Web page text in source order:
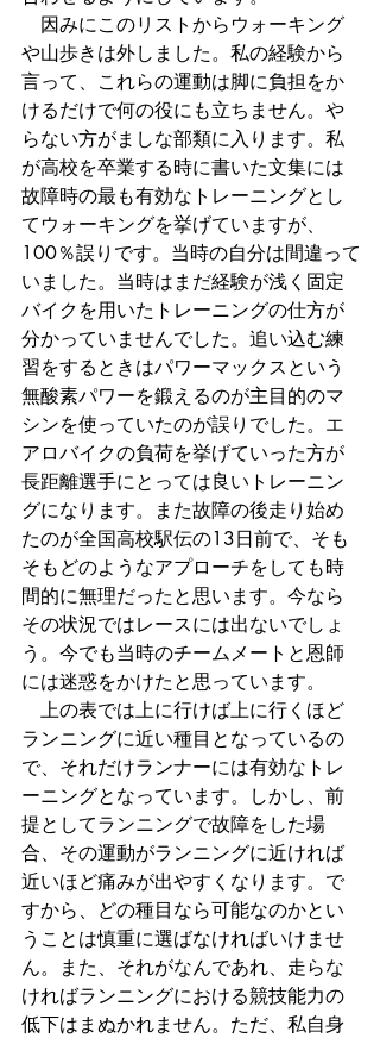
因みにこのリストからウォーキング
や山歩きは外しました。私の経験から
言って、これらの運動は脚に負担をか
けるだけで何の役にも立ちません。や
らない方がましな部類に入ります。私
が高校を卒業する時に書いた文集には
故障時の最も有効なトレーニングとし
てウォーキングを挙げていますが、
100％誤りです。当時の自分は間違って
いました。当時はまだ経験が浅く固定
バイクを用いたトレーニングの仕方が
分かっていませんでした。追い込む練
習をするときはパワーマックスという
無酸素パワーを鍛えるのが主目的のマ
シンを使っていたのが誤りでした。エ
アロバイクの負荷を挙げていった方が
長距離選手にとっては良いトレーニン
グになります。また故障の後走り始め
たのが全国高校駅伝の13日前で、そも
そもどのようなアプローチをしても時
間的に無理だったと思います。今なら
その状況ではレースには出ないでしょ
う。今でも当時のチームメートと恩師
には迷惑をかけたと思っています。
上の表では上に行けば上に行くほど
ランニングに近い種目となっているの
で、それだけランナーには有効なトレ
ーニングとなっています。しかし、前
提としてランニングで故障をした場
合、その運動がランニングに近ければ
近いほど痛みが出やすくなります。で
すから、どの種目なら可能なのかとい
うことは慎重に選ばなければいけませ
ん。また、それがなんであれ、走らな
ければランニングにおける競技能力の
低下はまぬかれません。ただ、私自身